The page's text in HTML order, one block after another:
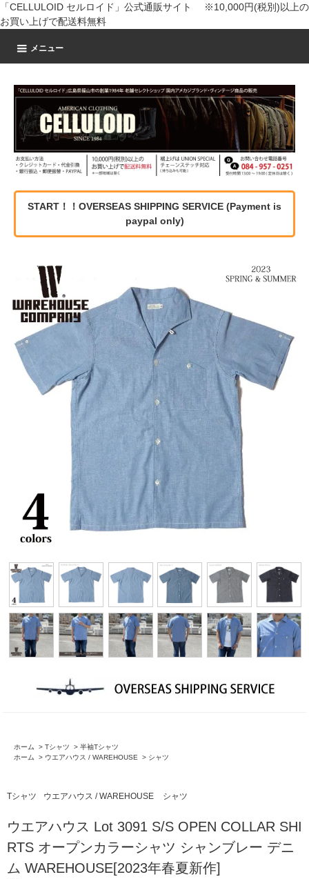
「CELLULOID セルロイド」公式通販サイト ※10,000円(税別)以上の
お買い上げで配送料無料
メニュー
START！！OVERSEAS SHIPPING SERVICE (Payment is
paypal only)
ホーム > Tシャツ > 半袖Tシャツ
ホーム
> ウエアハウス / WAREHOUSE > シャツ
Tシャツ ウエアハウス / WAREHOUSE シャツ
ウエアハウス Lot 3091 S/S OPEN COLLAR SHI
RTS オープンカラーシャツ シャンブレー デニ
ム WAREHOUSE[2023年春夏新作]